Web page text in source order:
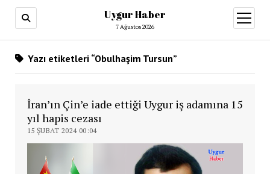
Uygur Haber
7 Ağustos 2026
aç
Yazı etiketleri “Obulhaşim Tursun”
İran’ın Çin’e iade ettiği Uygur iş adamına 15
yıl hapis cezası
15 ŞUBAT 2024 00:04